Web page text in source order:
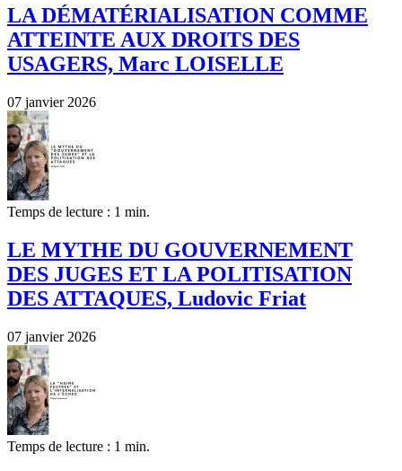
LA DÉMATÉRIALISATION COMME
ATTEINTE AUX DROITS DES
USAGERS, Marc LOISELLE
07 janvier 2026
Temps de lecture : 1 min.
LE MYTHE DU GOUVERNEMENT
DES JUGES ET LA POLITISATION
DES ATTAQUES, Ludovic Friat
07 janvier 2026
Temps de lecture : 1 min.